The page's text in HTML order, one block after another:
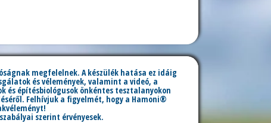
megfelelnek. A készülék hatása ez idáig
és vélemények, valamint a videó, a
építésbiológusok önkéntes tesztalanyokon
Felhívjuk a figyelmét, hogy a Hamoni®
szabályai szerint érvényesek.